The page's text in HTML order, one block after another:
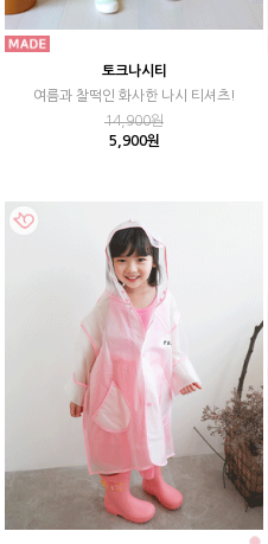
토크나시티
여름과 찰떡인 화사한 나시 티셔츠!
14,900원
5,900원